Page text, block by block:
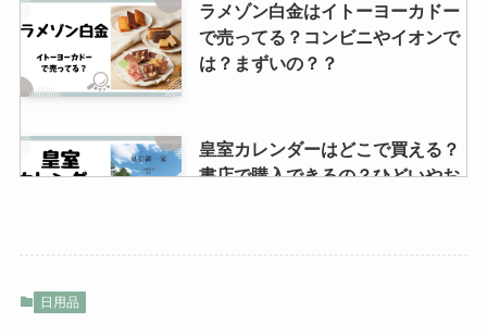
ラメゾン白金はイトーヨーカドー
で売ってる？コンビニやイオンで
は？まずいの？？
皇室カレンダーはどこで買える？
書店で購入できるの？ひどいやお
日用品